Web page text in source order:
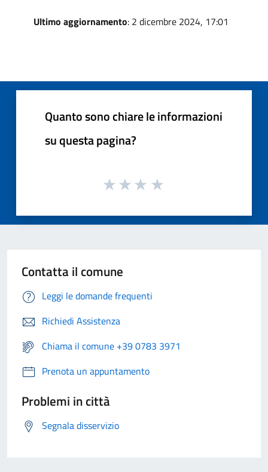
Ultimo aggiornamento: 2 dicembre 2024, 17:01
Quanto sono chiare le informazioni
su questa pagina?
Contatta il comune
Leggi le domande frequenti
Richiedi Assistenza
Chiama il comune +39 0783 3971
Prenota un appuntamento
Problemi in città
Segnala disservizio